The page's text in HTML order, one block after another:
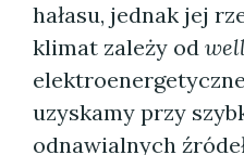
hałasu, jednak jej
klimat zależy od
uzyskamy przy
odnawialnych